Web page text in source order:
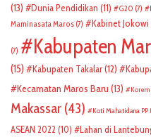
(13)
Dunia Pendidikan (11) G20 (7)
Maminasata Maros (7) Kabinet Jokowi
(7) Kabupaten
(15)
Kabupaten Takalar(12)
Kecamatan Maros Baru (13)
Makassar (43) Koti Mahatidana PP
ASEAN 2022 (10) Lahan di